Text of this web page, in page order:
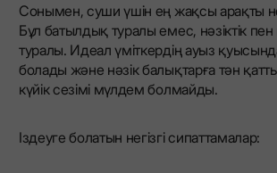
Сонымен, суши үшін ең жақсы арақты
Бұл батылдық туралы емес, нәзіктік
туралы. Идеал үміткердің ауыз
болады және нәзік балықтарға тән
күйік сезімі мүлдем болмайды.
Іздеуге болатын негізгі сипаттамалар: